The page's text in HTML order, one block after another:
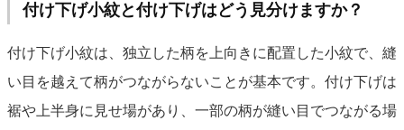
付け下げ小紋と付け下げはどう見分けますか？
付け下げ小紋は、独立した柄を上向きに配置した小紋で、縫
い目を越えて柄がつながらないことが基本です。付け下げは
裾や上半身に見せ場があり、一部の柄が縫い目でつながる場